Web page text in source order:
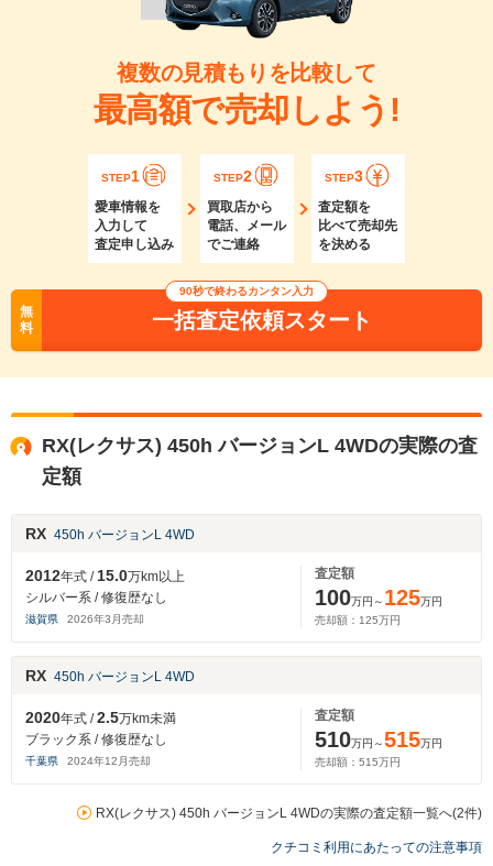
複数の見積もりを比較して
最高額で売却しよう!
STEP1
愛車情報を
入力して
査定申し込み
STEP2
買取店から
電話、メール
でご連絡
STEP3
査定額を
比べて売却先
を決める
無
料
90秒で終わるカンタン入力
一括査定依頼スタート
RX(レクサス) 450h バージョンL 4WDの実際の査
定額
RX 450h バージョンL 4WD
2012年式 /15.0万km以上
シルバー系 / 修復歴なし
滋賀県 2026年3 月売却
査定額
100万円～ 125万円
売却額： 125万円
RX 450h バージョンL 4WD
2020年式 /2.5万km未満
ブラック系 / 修復歴なし
千葉県 2024年12 月売却
査定額
510万円～515万円
売却額： 515万円
RX(レクサス) 450h バージョンL 4WDの実際の査定額一覧へ(2件)
クチコミ利用にあたっての注意事項